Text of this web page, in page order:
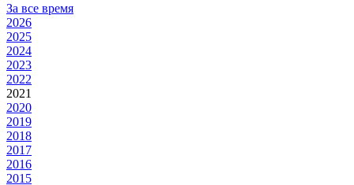
За все время
2026
2025
2024
2023
2022
2021
2020
2019
2018
2017
2016
2015